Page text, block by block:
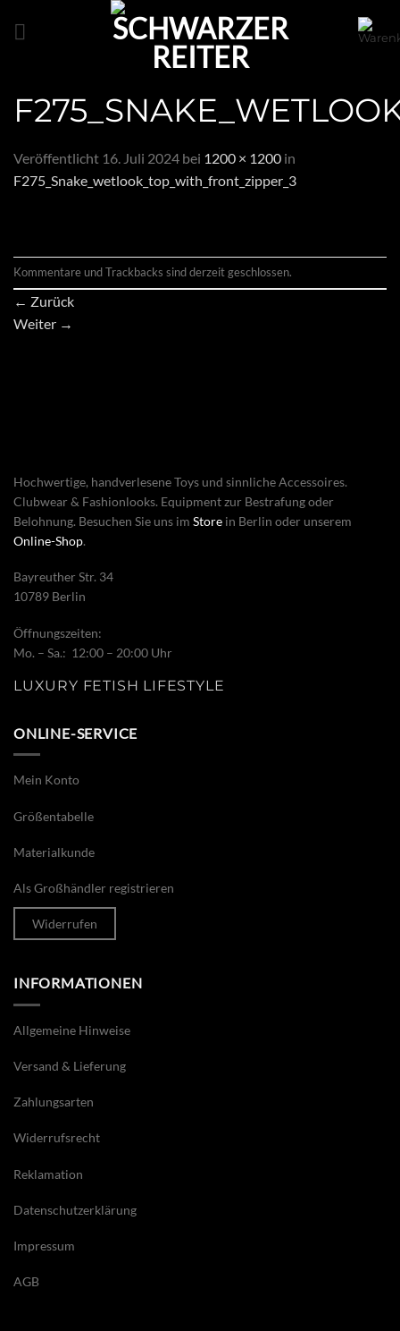
Veröffentlicht 16. Juli 2024 bei 1200 × 1200 in
F275_Snake_wetlook_top_with_front_zipper_3
Kommentare und Trackbacks sind derzeit geschlossen.
← Zurück
Weiter →
Hochwertige, handverlesene Toys und sinnliche Accessoires.
Clubwear & Fashionlooks. Equipment zur Bestrafung oder
Belohnung. Besuchen Sie uns im Store in Berlin oder unserem
Online-Shop.
Bayreuther Str. 34
10789 Berlin
Öffnungszeiten:
Mo. – Sa.: 12:00 – 20:00 Uhr
LUXURY FETISH LIFESTYLE
ONLINE-SERVICE
Mein Konto
Größentabelle
Materialkunde
Als Großhändler registrieren
Widerrufen
INFORMATIONEN
Allgemeine Hinweise
Versand & Lieferung
Zahlungsarten
Widerrufsrecht
Reklamation
Datenschutzerklärung
Impressum
AGB